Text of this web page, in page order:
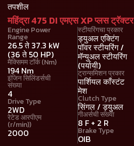
तपशील
महिंद्रा 475 DI एमएस XP प्लस ट्रॅक्टर
Engine Power
Range
26.5 ते 37.3 kW
(36 ते 50 HP)
मैक्सिमम टॉर्क (Nm)
194 Nm
इंजिन सिलिंडर्सची
संख्या
4
Drive Type
2WD
रेटेड आरपीएम
(r/min))
2000
स्टीयरिंगचा प्रकार
ड्युअल एक्टिंग
पॉवर स्टीयरिंग /
मॅन्युअल स्टीयरिंग
(पर्यायी)
ट्रान्समिशन प्रकार
पार्शियल काँस्टंट
मेश
Clutch Type
सिंगल / ड्युअल
गीअर्सची संख्या
8 F + 2 R
Brake Type
OIB